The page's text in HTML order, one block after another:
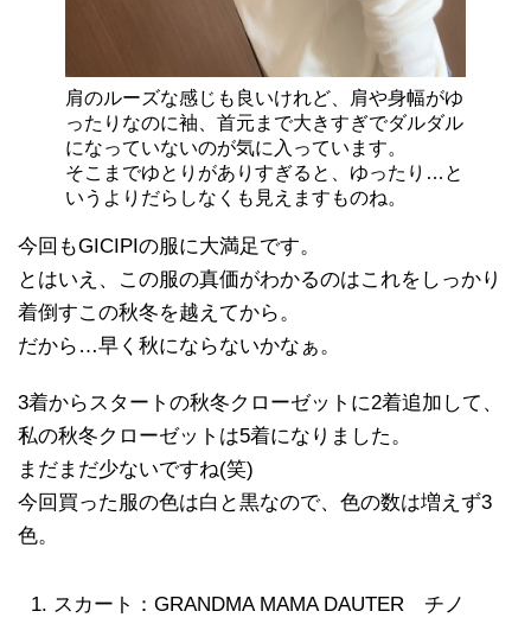
肩のルーズな感じも良いけれど、肩や身幅がゆ
ったりなのに袖、首元まで大きすぎでダルダル
になっていないのが気に入っています。
そこまでゆとりがありすぎると、ゆったり…と
いうよりだらしなくも見えますものね。
今回もGICIPIの服に大満足です。
とはいえ、この服の真価がわかるのはこれをしっかり
着倒すこの秋冬を越えてから。
だから…早く秋にならないかなぁ。
3着からスタートの秋冬クローゼットに2着追加して、
私の秋冬クローゼットは5着になりました。
まだまだ少ないですね(笑)
今回買った服の色は白と黒なので、色の数は増えず3
色。
スカート：GRANDMA MAMA DAUTER チノ